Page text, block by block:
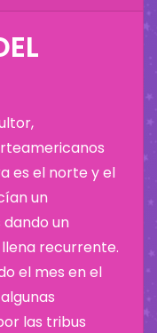
es el norte y el
un
un
recurrente.
el mes en el
las tribus